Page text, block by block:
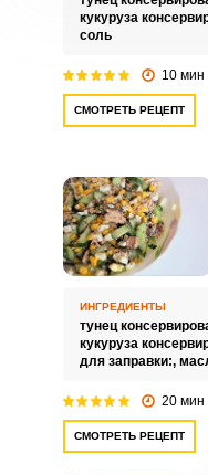
кукуруза
соль
10 мин
СМОТРЕТЬ РЕЦЕПТ
ИНГРЕДИЕНТЫ
тунец
кукуруза
для заправки:,
20 мин
СМОТРЕТЬ РЕЦЕПТ